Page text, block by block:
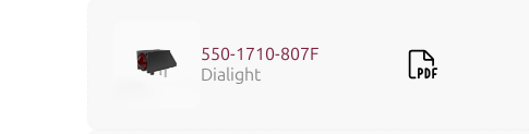
550-1710-807F
Dialight